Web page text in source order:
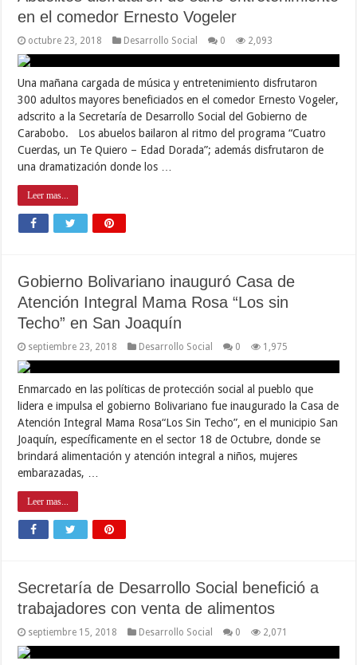
en el comedor Ernesto Vogeler
octubre 23, 2018 Desarrollo Social 0 2,093
Una mañana cargada de música y entretenimiento disfrutaron
300 adultos mayores beneficiados en el comedor Ernesto Vogeler,
adscrito a la Secretaría de Desarrollo Social del Gobierno de
Carabobo. Los abuelos bailaron al ritmo del programa “Cuatro
Cuerdas, un Te Quiero – Edad Dorada”; además disfrutaron de
una dramatización donde los …
Leer mas...
Gobierno Bolivariano inauguró Casa de
Atención Integral Mama Rosa “Los sin
Techo” en San Joaquín
septiembre 23, 2018 Desarrollo Social 0 1,975
Enmarcado en las políticas de protección social al pueblo que
lidera e impulsa el gobierno Bolivariano fue inaugurado la Casa de
Atención Integral Mama Rosa“Los Sin Techo”, en el municipio San
Joaquín, específicamente en el sector 18 de Octubre, donde se
brindará alimentación y atención integral a niños, mujeres
embarazadas, …
Leer mas...
Secretaría de Desarrollo Social benefició a
trabajadores con venta de alimentos
septiembre 15, 2018 Desarrollo Social 0 2,071